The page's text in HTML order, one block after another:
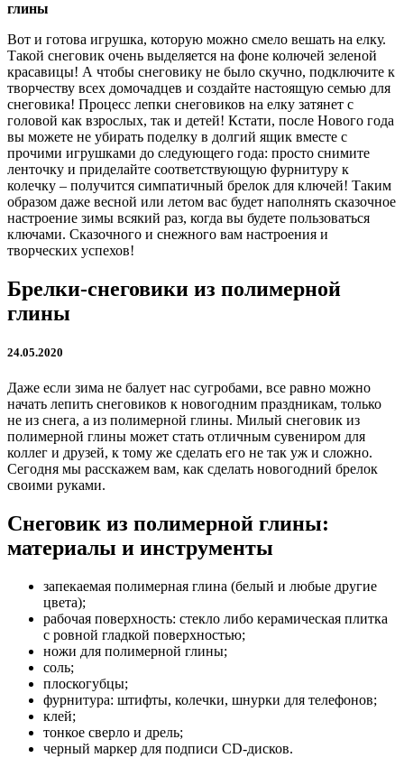
глины
Вот и готова игрушка, которую можно смело вешать на елку.
Такой снеговик очень выделяется на фоне колючей зеленой
красавицы! А чтобы снеговику не было скучно, подключите к
творчеству всех домочадцев и создайте настоящую семью для
снеговика! Процесс лепки снеговиков на елку затянет с
головой как взрослых, так и детей! Кстати, после Нового года
вы можете не убирать поделку в долгий ящик вместе с
прочими игрушками до следующего года: просто снимите
ленточку и приделайте соответствующую фурнитуру к
колечку – получится симпатичный брелок для ключей! Таким
образом даже весной или летом вас будет наполнять сказочное
настроение зимы всякий раз, когда вы будете пользоваться
ключами. Сказочного и снежного вам настроения и
творческих успехов!
Брелки-снеговики из полимерной
глины
24.05.2020
Даже если зима не балует нас сугробами, все равно можно
начать лепить снеговиков к новогодним праздникам, только
не из снега, а из полимерной глины. Милый снеговик из
полимерной глины может стать отличным сувениром для
коллег и друзей, к тому же сделать его не так уж и сложно.
Сегодня мы расскажем вам, как сделать новогодний брелок
своими руками.
Снеговик из полимерной глины:
материалы и инструменты
запекаемая полимерная глина (белый и любые другие
цвета);
рабочая поверхность: стекло либо керамическая плитка
с ровной гладкой поверхностью;
ножи для полимерной глины;
соль;
плоскогубцы;
фурнитура: штифты, колечки, шнурки для телефонов;
клей;
тонкое сверло и дрель;
черный маркер для подписи CD-дисков.